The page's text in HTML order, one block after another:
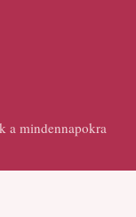
a mindennapokra